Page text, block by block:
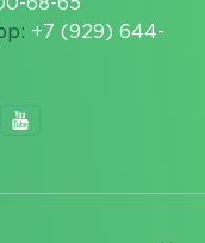
68-65
+7 (929) 644-